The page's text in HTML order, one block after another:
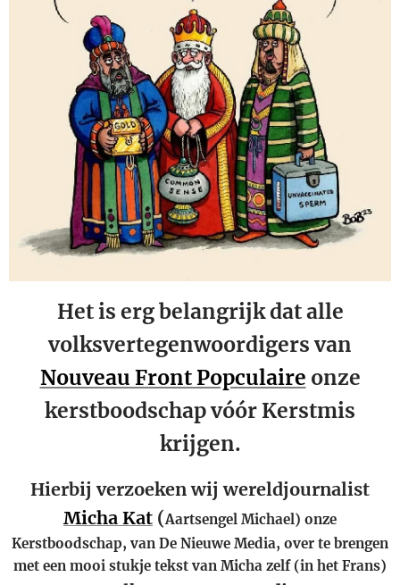
Het is erg belangrijk dat alle
volksvertegenwoordigers van
Nouveau Front Popculaire onze
kerstboodschap vóór Kerstmis
krijgen.
Hierbij verzoeken wij wereldjournalist
Micha Kat (Aartsengel Michael) onze
Kerstboodschap, van De Nieuwe Media, over te brengen
met een mooi stukje tekst van Micha zelf (in het Frans)